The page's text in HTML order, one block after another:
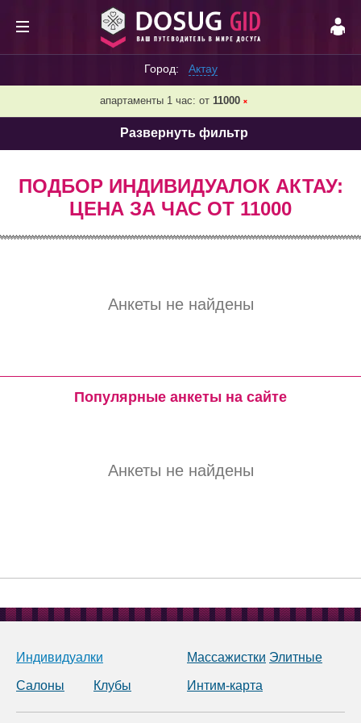
Город: Актау
апартаменты 1 час: от 11000 ❌
Развернуть фильтр
ПОДБОР ИНДИВИДУАЛОК АКТАУ:
ЦЕНА ЗА ЧАС ОТ 11000
Анкеты не найдены
Популярные анкеты на сайте
Анкеты не найдены
Индивидуалки
Салоны Клубы
Массажистки Элитные
Интим-карта